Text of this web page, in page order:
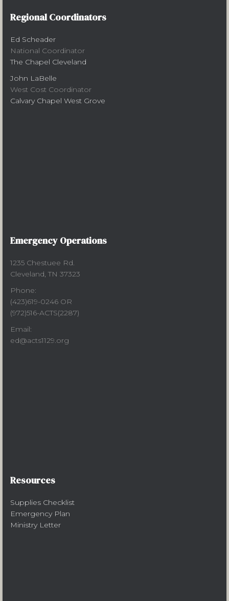
Regional Coordinators
Ed Scheader
National Coordinator
The Chapel Cleveland
John LaBelle
West Cost Coordinator
Calvary Chapel West Grove
Emergency Operations
1235 Chestuee Rd.
Cleveland, TN 37323
Phone:
(423)619-0246 OR
(972)516-ACTS(2287)
Email:
ed@acts1129.org
Resources
Supplies Checklist
Emergency Plan
Ministry Letter